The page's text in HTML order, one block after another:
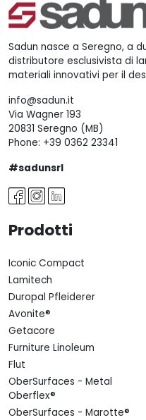
Sadun nasce a Seregno, a
distributore esclusivista di
materiali innovativi per il
info@sadun.it
Via Wagner 193
20831 Seregno (MB)
Phone: +39 0362 23341
#sadunsrl
Prodotti
Iconic Compact
Lamitech
Duropal Pfleiderer
Avonite®
Getacore
Furniture Linoleum
Flut
OberSurfaces - Metal
Oberflex®
OberSurfaces - Marotte®